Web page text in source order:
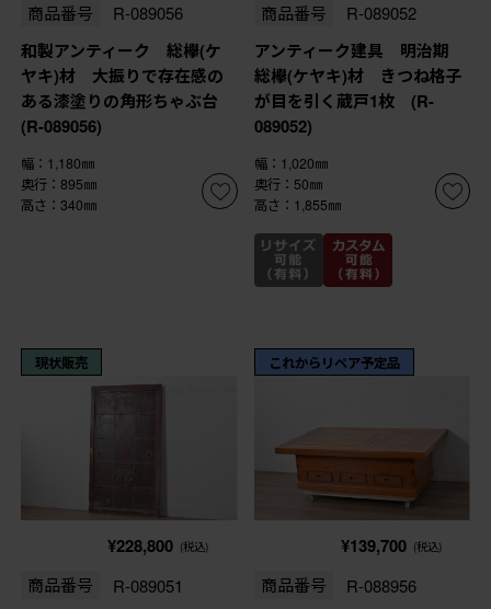
商品番号 R-089056
和製アンティーク 総欅(ケ
ヤキ)材 大振りで存在感の
ある漆塗りの角形ちゃぶ台
(R-089056)
幅：1,180㎜
奥行：895㎜
高さ：340㎜
商品番号 R-089052
アンティーク建具 明治期
総欅(ケヤキ)材 きつね格子
が目を引く蔵戸1枚 (R-
089052)
幅：1,020㎜
奥行：50㎜
高さ：1,855㎜
現状販売
¥228,800 (税込)
商品番号 R-089051
これからリペア予定品
¥139,700 (税込)
商品番号 R-088956